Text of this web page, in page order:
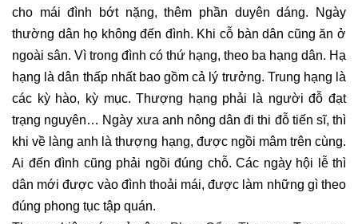
cho mái đình bớt nặng, thêm phần duyên dáng. Ngày
thường dân họ không đến đình. Khi cỗ bàn dân cũng ăn ở
ngoài sân. Vì trong đình có thứ hạng, theo ba hạng dân. Hạ
hạng là dân thấp nhất bao gồm cả lý trưởng. Trung hạng là
các kỳ hào, kỳ mục. Thượng hạng phải là người đỗ đạt
trạng nguyên… Ngày xưa anh nông dân đi thi đỗ tiến sĩ, thì
khi về làng anh là thượng hạng, được ngồi mâm trên cùng.
Ai đến đình cũng phải ngồi đúng chỗ. Các ngày hội lễ thì
dân mới được vào đình thoải mái, được làm những gì theo
đúng phong tục tập quán.